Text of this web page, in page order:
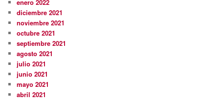
enero 2022
diciembre 2021
noviembre 2021
octubre 2021
septiembre 2021
agosto 2021
julio 2021
junio 2021
mayo 2021
abril 2021